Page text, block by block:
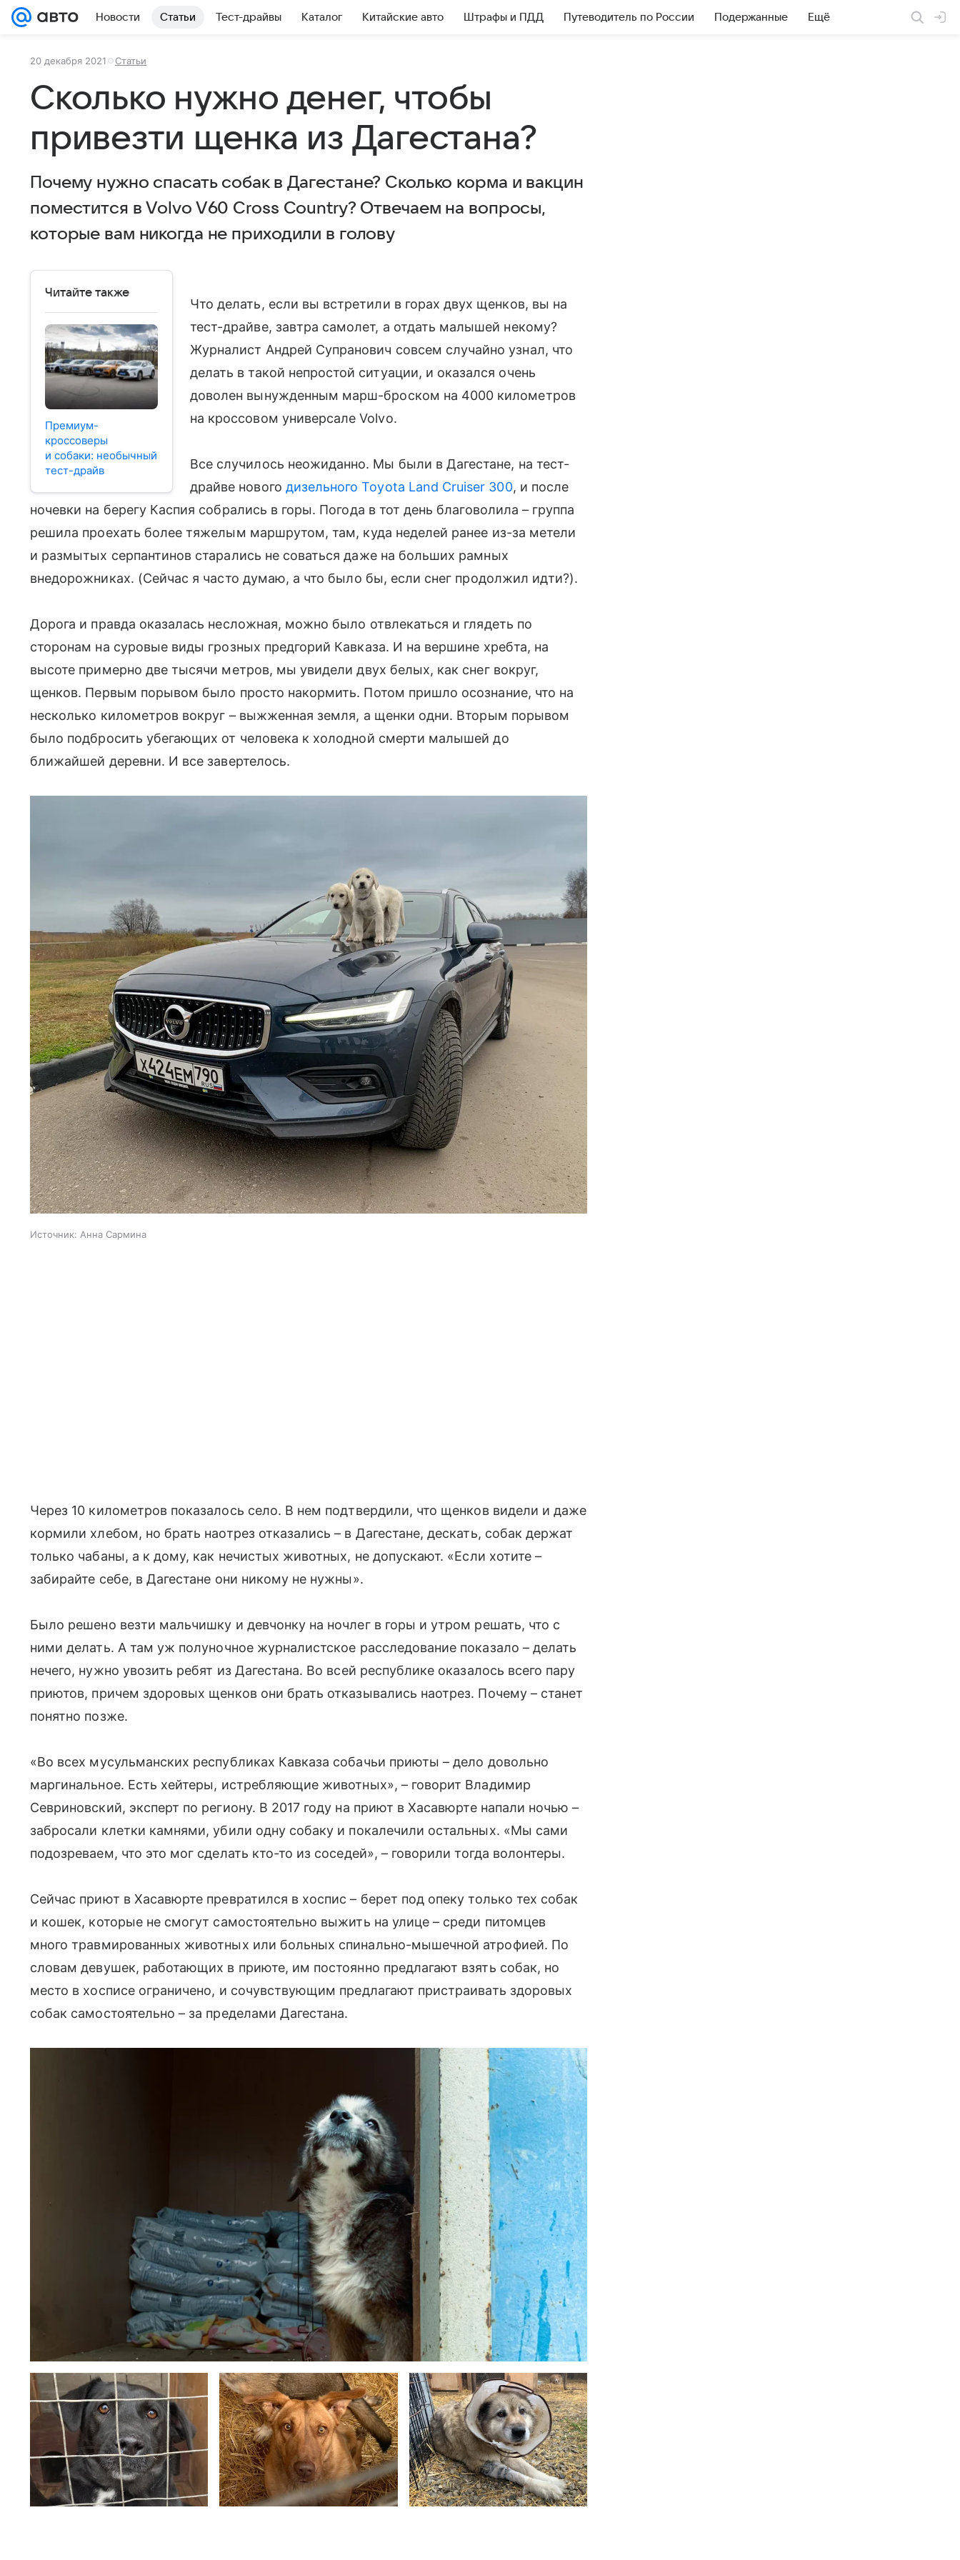
Новости Статьи Тест-драйвы Каталог Китайские авто Штрафы и ПДД Путеводитель по России Подержанные Ещё
20 декабря 2021 Статьи
Сколько нужно денег, чтобы
привезти щенка из Дагестана?
Почему нужно спасать собак в Дагестане? Сколько корма и вакцин
поместится в Volvo V60 Cross Country? Отвечаем на вопросы,
которые вам никогда не приходили в голову
Читайте также
Премиум-
кроссоверы
и собаки: необычный
тест-драйв
Что делать, если вы встретили в горах двух щенков, вы на
тест-драйве, завтра самолет, а отдать малышей некому?
Журналист Андрей Супранович совсем случайно узнал, что
делать в такой непростой ситуации, и оказался очень
доволен вынужденным марш-броском на 4000 километров
на кроссовом универсале Volvo.
Все случилось неожиданно. Мы были в Дагестане, на тест-
драйве нового дизельного Toyota Land Cruiser 300, и после
ночевки на берегу Каспия собрались в горы. Погода в тот день благоволила – группа
решила проехать более тяжелым маршрутом, там, куда неделей ранее из-за метели
и размытых серпантинов старались не соваться даже на больших рамных
внедорожниках. (Сейчас я часто думаю, а что было бы, если снег продолжил идти?).
Дорога и правда оказалась несложная, можно было отвлекаться и глядеть по
сторонам на суровые виды грозных предгорий Кавказа. И на вершине хребта, на
высоте примерно две тысячи метров, мы увидели двух белых, как снег вокруг,
щенков. Первым порывом было просто накормить. Потом пришло осознание, что на
несколько километров вокруг – выжженная земля, а щенки одни. Вторым порывом
было подбросить убегающих от человека к холодной смерти малышей до
ближайшей деревни. И все завертелось.
Источник: Анна Сармина
Через 10 километров показалось село. В нем подтвердили, что щенков видели и даже
кормили хлебом, но брать наотрез отказались – в Дагестане, дескать, собак держат
только чабаны, а к дому, как нечистых животных, не допускают. «Если хотите –
забирайте себе, в Дагестане они никому не нужны».
Было решено везти мальчишку и девчонку на ночлег в горы и утром решать, что с
ними делать. А там уж полуночное журналистское расследование показало – делать
нечего, нужно увозить ребят из Дагестана. Во всей республике оказалось всего пару
приютов, причем здоровых щенков они брать отказывались наотрез. Почему – станет
понятно позже.
«Во всех мусульманских республиках Кавказа собачьи приюты – дело довольно
маргинальное. Есть хейтеры, истребляющие животных», – говорит Владимир
Севриновский, эксперт по региону. В 2017 году на приют в Хасавюрте напали ночью –
забросали клетки камнями, убили одну собаку и покалечили остальных. «Мы сами
подозреваем, что это мог сделать кто-то из соседей», – говорили тогда волонтеры.
Сейчас приют в Хасавюрте превратился в хоспис – берет под опеку только тех собак
и кошек, которые не смогут самостоятельно выжить на улице – среди питомцев
много травмированных животных или больных спинально-мышечной атрофией. По
словам девушек, работающих в приюте, им постоянно предлагают взять собак, но
место в хосписе ограничено, и сочувствующим предлагают пристраивать здоровых
собак самостоятельно – за пределами Дагестана.